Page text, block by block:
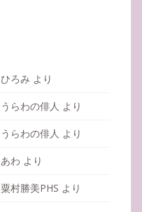
ひろみ より
うらわの俳人 より
うらわの俳人 より
あわ より
粟村勝美PHS より